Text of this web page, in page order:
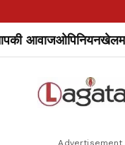
आवाजओपिनियनखेल
Advertisement